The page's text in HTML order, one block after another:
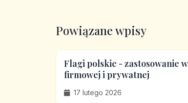
Powiązane wpisy
Flagi polskie - zastosowanie
firmowej i prywatnej
17 lutego 2026